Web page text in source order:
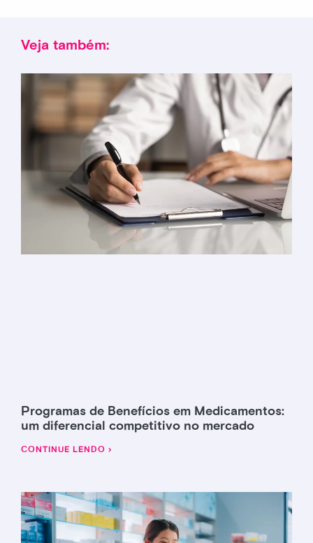
Veja também:
Programas de Benefícios em Medicamentos:
um diferencial competitivo no mercado
CONTINUE LENDO ›